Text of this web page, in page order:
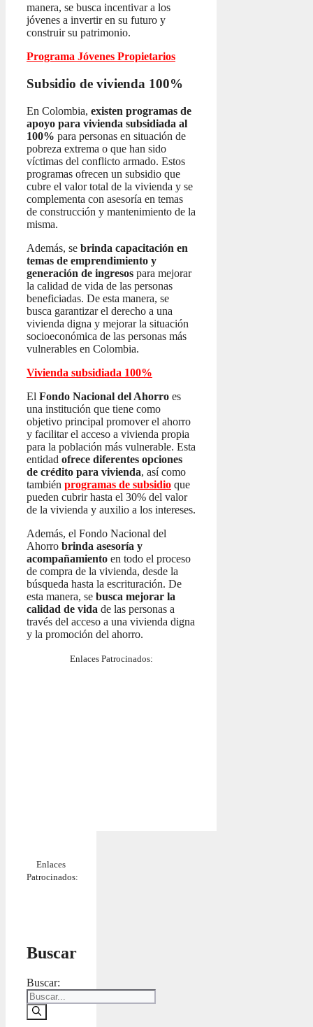
manera, se busca incentivar a los
jóvenes a invertir en su futuro y
construir su patrimonio.
Programa Jóvenes Propietarios
Subsidio de vivienda 100%
En Colombia, existen programas de
apoyo para vivienda subsidiada al
100% para personas en situación de
pobreza extrema o que han sido
víctimas del conflicto armado. Estos
programas ofrecen un subsidio que
cubre el valor total de la vivienda y se
complementa con asesoría en temas
de construcción y mantenimiento de la
misma.
Además, se brinda capacitación en
temas de emprendimiento y
generación de ingresos para mejorar
la calidad de vida de las personas
beneficiadas. De esta manera, se
busca garantizar el derecho a una
vivienda digna y mejorar la situación
socioeconómica de las personas más
vulnerables en Colombia.
Vivienda subsidiada 100%
El Fondo Nacional del Ahorro es
una institución que tiene como
objetivo principal promover el ahorro
y facilitar el acceso a vivienda propia
para la población más vulnerable. Esta
entidad ofrece diferentes opciones
de crédito para vivienda, así como
también programas de subsidio que
pueden cubrir hasta el 30% del valor
de la vivienda y auxilio a los intereses.
Además, el Fondo Nacional del
Ahorro brinda asesoría y
acompañamiento en todo el proceso
de compra de la vivienda, desde la
búsqueda hasta la escrituración. De
esta manera, se busca mejorar la
calidad de vida de las personas a
través del acceso a una vivienda digna
y la promoción del ahorro.
Enlaces Patrocinados:
Enlaces
Patrocinados:
Buscar
Buscar: